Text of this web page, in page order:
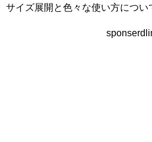
サイズ展開と色々な使い方につい